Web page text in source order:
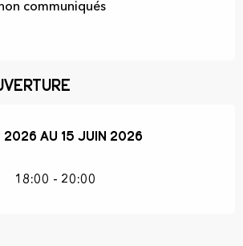
communiqués
au 15 juin 2026
au 15 juin 2026
18:00 - 20:00